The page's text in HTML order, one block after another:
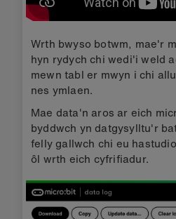
Wrth bwyso botwm, mae'r
hyn rydych chi wedi'i weld
mewn tabl er mwyn i chi
nes ymlaen.
Mae data'n aros ar eich
byddwch yn datgysylltu'r
felly gallwch chi eu
ôl wrth eich cyfrifiadur.